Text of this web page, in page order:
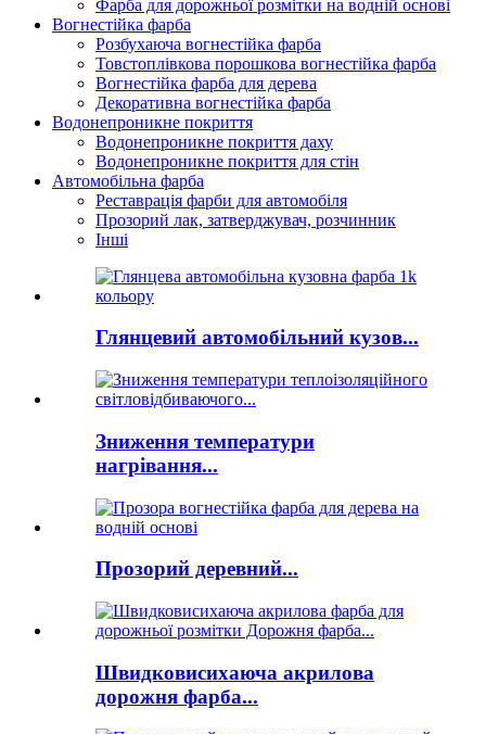
Фарба для дорожньої розмітки на водній основі
Вогнестійка фарба
Розбухаюча вогнестійка фарба
Товстоплівкова порошкова вогнестійка фарба
Вогнестійка фарба для дерева
Декоративна вогнестійка фарба
Водонепроникне покриття
Водонепроникне покриття даху
Водонепроникне покриття для стін
Автомобільна фарба
Реставрація фарби для автомобіля
Прозорий лак, затверджувач, розчинник
Інші
Глянцевий автомобільний кузов...
Зниження температури
нагрівання...
Прозорий деревний...
Швидковисихаюча акрилова
дорожня фарба...